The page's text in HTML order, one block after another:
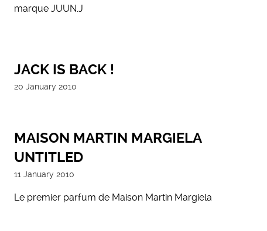
marque JUUN.J
JACK IS BACK !
20 January 2010
MAISON MARTIN MARGIELA
UNTITLED
11 January 2010
Le premier parfum de Maison Martin Margiela